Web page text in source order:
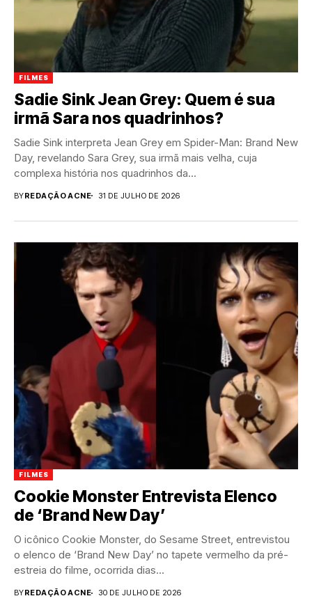
FILMES
Sadie Sink Jean Grey: Quem é sua
irmã Sara nos quadrinhos?
Sadie Sink interpreta Jean Grey em Spider-Man: Brand New
Day, revelando Sara Grey, sua irmã mais velha, cuja
complexa história nos quadrinhos da...
BYREDAÇÃO ACNE 31 DE JULHO DE 2026
FILMES
Cookie Monster Entrevista Elenco
de ‘Brand New Day’
O icônico Cookie Monster, do Sesame Street, entrevistou
o elenco de ‘Brand New Day’ no tapete vermelho da pré-
estreia do filme, ocorrida dias...
BYREDAÇÃO ACNE 30 DE JULHO DE 2026